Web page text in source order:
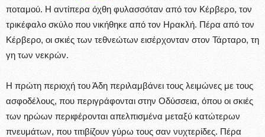
ποταμού. Η αντίπερα όχθη φυλασσόταν από τον Κέρβερο, τον
τρικέφαλο σκύλο που νικήθηκε από τον Ηρακλή. Πέρα από τον
Κέρβερο, οι σκιές των τεθνεώτων εισέρχονταν στον Τάρταρο, τη
γη των νεκρών.
Η πρώτη περιοχή του Άδη περιλαμβάνει τους λειμώνες με τους
ασφοδέλους, που περιγράφονται στην Οδύσσεια, όπου οι σκιές
των ηρώων περιφέρονται απελπισμένα μεταξύ κατώτερων
πνευμάτων, που τιτιβίζουν γύρω τους σαν νυχτερίδες. Πέρα